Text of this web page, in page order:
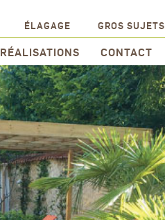
ÉLAGAGE GROS SUJETS
RÉALISATIONS CONTACT